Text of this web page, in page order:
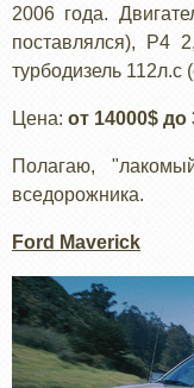
2006 года.
поставлялся), Р4
турбодизель
Цена: от 14000$ до
Полагаю,
вседорожника.
Ford Maverick